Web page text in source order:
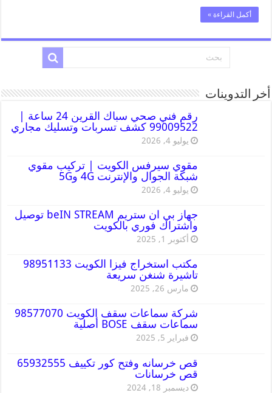
أكمل القراءة »
أخر التدوينات
رقم فني صحي سباك القرين 24 ساعة |
99009522 كشف تسربات وتسليك مجاري
يوليو 4, 2026
مقوي سيرفس الكويت | تركيب مقوي
شبكة الجوال والإنترنت 4G و5G
يوليو 4, 2026
جهاز بي ان ستريم beIN STREAM توصيل
واشتراك فوري بالكويت
أكتوبر 1, 2025
مكتب استخراج فيزا الكويت 98951133
تاشيرة شنغن سريعة
مارس 26, 2025
شركة سماعات سقف الكويت 98577070
سماعات سقف BOSE أصلية
فبراير 5, 2025
قص خرسانه وفتح كور تكييف 65932555
قص خرسانات
ديسمبر 18, 2024